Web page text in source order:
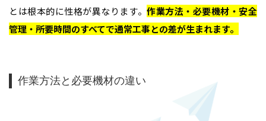
とは根本的に性格が異なります。作業方法・必要機材・安全
管理・所要時間のすべてで通常工事との差が生まれます。
作業方法と必要機材の違い